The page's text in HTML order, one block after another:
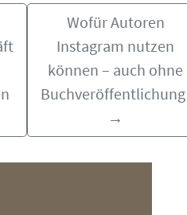
Wofür Autoren
Instagram nutzen
können – auch ohne
→